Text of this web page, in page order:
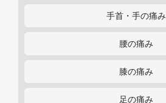
手首・手の痛み
腰の痛み
膝の痛み
足の痛み